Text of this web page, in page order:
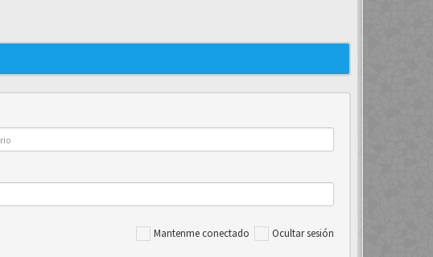
Mantenme conectado Ocultar sesión